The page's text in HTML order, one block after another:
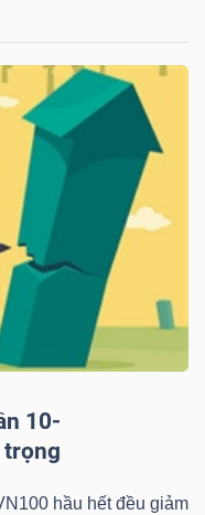
10-
hầu hết đều giảm